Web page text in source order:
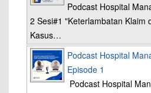
Podcast Hospital
2 Sesi#1 "Keterlambatan Klaim
Kasus…
Podcast Hospital
Episode 1
Podcast Hospital